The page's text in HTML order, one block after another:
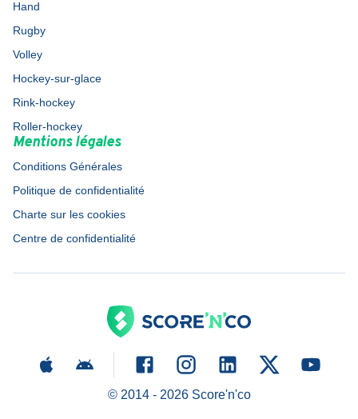
Hand
Rugby
Volley
Hockey-sur-glace
Rink-hockey
Roller-hockey
Mentions légales
Conditions Générales
Politique de confidentialité
Charte sur les cookies
Centre de confidentialité
© 2014 - 2026Score'n'co